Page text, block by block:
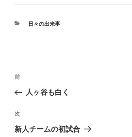
カ
日々の出来事
投
ビ
ゲ
過
去
投
稿
前
人ヶ谷も白く
次
の
次
新人チームの初試合